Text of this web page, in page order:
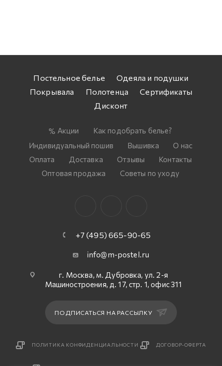
Постельное белье
Одеяла и подушки
Покрывала
Полотенца
Сертификаты
Дисконт
Акции
Как подобрать белье?
Индивидуальный пошив
Вышивка
О нас
Оплата
Доставка Отзывы
Контакты
Оптовая продажа
Советы по уходу
+7 (495) 665-90-65
info@m-postel.ru
г. Москва, м. Дубровка, ул. 2-я
Машиностроения, д. 17, стр. 1, офис 311
ПОДПИСАТЬСЯ НА РАССЫЛКУ
ПОЛИТИКА КОНФИДЕНЦИАЛЬНОСТИ ДОГОВОР-ОФЕРТА